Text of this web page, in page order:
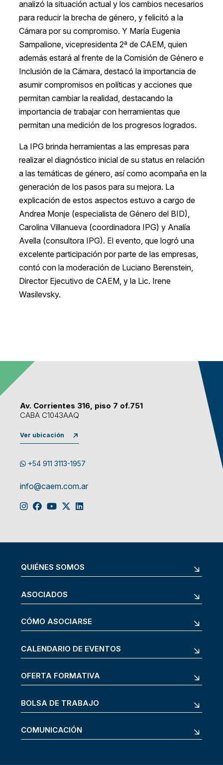
analizó la situación actual y los cambios necesarios
para reducir la brecha de género, y felicitó a la
Cámara por su compromiso. Y María Eugenia
Sampalione, vicepresidenta 2ª de CAEM, quien
además estará al frente de la Comisión de Género e
Inclusión de la Cámara, destacó la importancia de
asumir compromisos en políticas y acciones que
permitan cambiar la realidad, destacando la
importancia de trabajar con herramientas que
permitan una medición de los progresos logrados.
La IPG brinda herramientas a las empresas para
realizar el diagnóstico inicial de su status en relación
a las temáticas de género, así como acompaña en la
generación de los pasos para su mejora. La
explicación de estos aspectos estuvo a cargo de
Andrea Monje (especialista de Género del BID),
Carolina Villanueva (coordinadora IPG) y Analía
Avella (consultora IPG). El evento, que logró una
excelente participación por parte de las empresas,
contó con la moderación de Luciano Berenstein,
Director Ejecutivo de CAEM, y la Lic. Irene
Wasilevsky.
Av. Corrientes 316, piso 7 of.751
CABA C1043AAQ
Ver ubicación
+54 911 3113-1957
info@caem.com.ar
QUIÉNES SOMOS
ASOCIADOS
CÓMO ASOCIARSE
CALENDARIO DE EVENTOS
OFERTA FORMATIVA
BOLSA DE TRABAJO
COMUNICACIÓN